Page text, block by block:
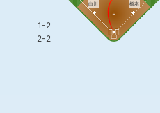
1-2
2-2
白川 橋本